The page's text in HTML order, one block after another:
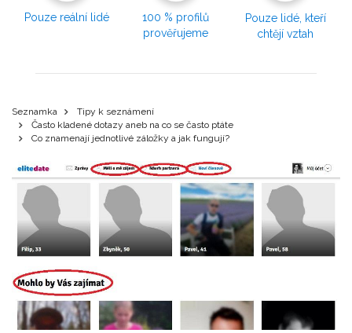
Pouze reální lidé
100 % profilů
prověřujeme
Pouze lidé, kteří
chtějí vztah
Seznamka
Tipy k seznámení
Často kladené dotazy aneb na co se často ptáte
Co znamenají jednotlivé záložky a jak fungují?